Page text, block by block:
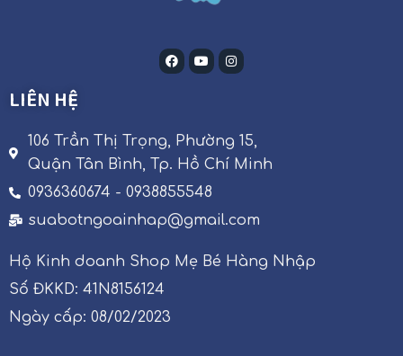
LIÊN HỆ
106 Trần Thị Trọng, Phường 15,
Quận Tân Bình, Tp. Hồ Chí Minh
0936360674 - 0938855548
suabotngoainhap@gmail.com
Hộ Kinh doanh Shop Mẹ Bé Hàng Nhập
Số ĐKKD: 41N8156124
Ngày cấp: 08/02/2023